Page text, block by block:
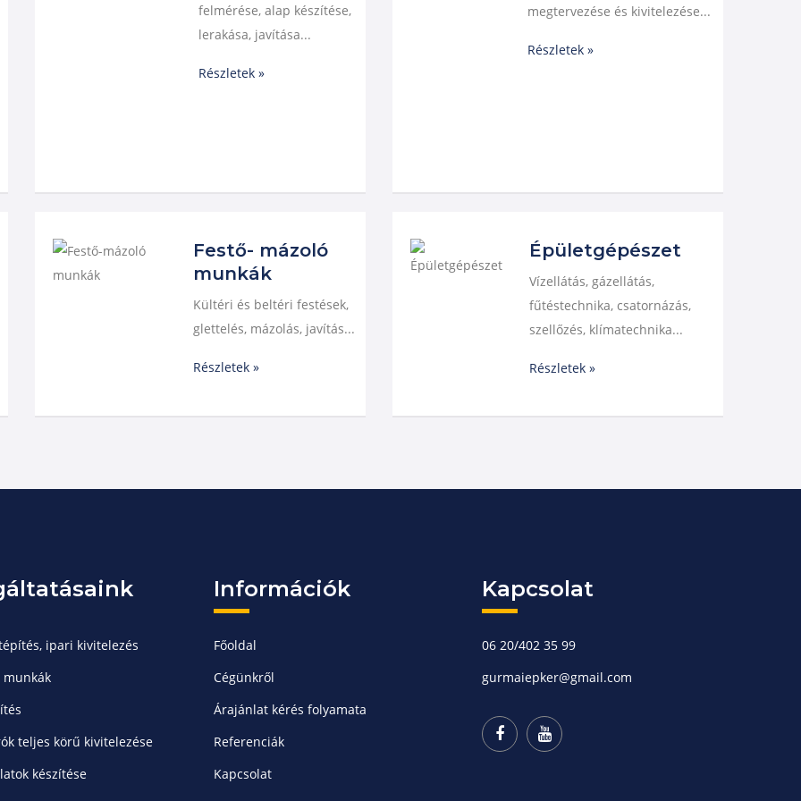
felmérése, alap készítése,
lerakása, javítása...
Részletek »
megtervezése és kivitelezése...
Részletek »
Festő- mázoló
munkák
Kültéri és beltéri festések,
glettelés, mázolás, javítás...
Részletek »
Épületgépészet
Vízellátás, gázellátás,
fűtéstechnika, csatornázás,
szellőzés, klímatechnika...
Részletek »
ipari kivitelezés
munkák
teljes körű kivitelezése
készítése
Információk
Főoldal
Cégünkről
Árajánlat kérés folyamata
Referenciák
Kapcsolat
Kapcsolat
06 20/402 35 99
gurmaiepker@gmail.com